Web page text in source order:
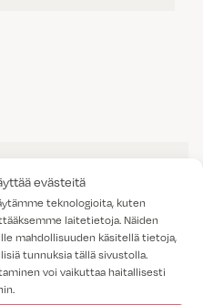
evästeitä
teknologioita, kuten
laitetietoja. Näiden
mahdollisuuden käsitellä tietoja,
tunnuksia tällä sivustolla.
voi vaikuttaa haitallisesti